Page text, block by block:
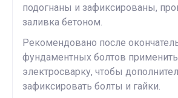
подогнаны и зафиксированы,
заливка бетоном.
Рекомендовано после
фундаментных болтов применить
электросварку, чтобы
зафиксировать болты и гайки.